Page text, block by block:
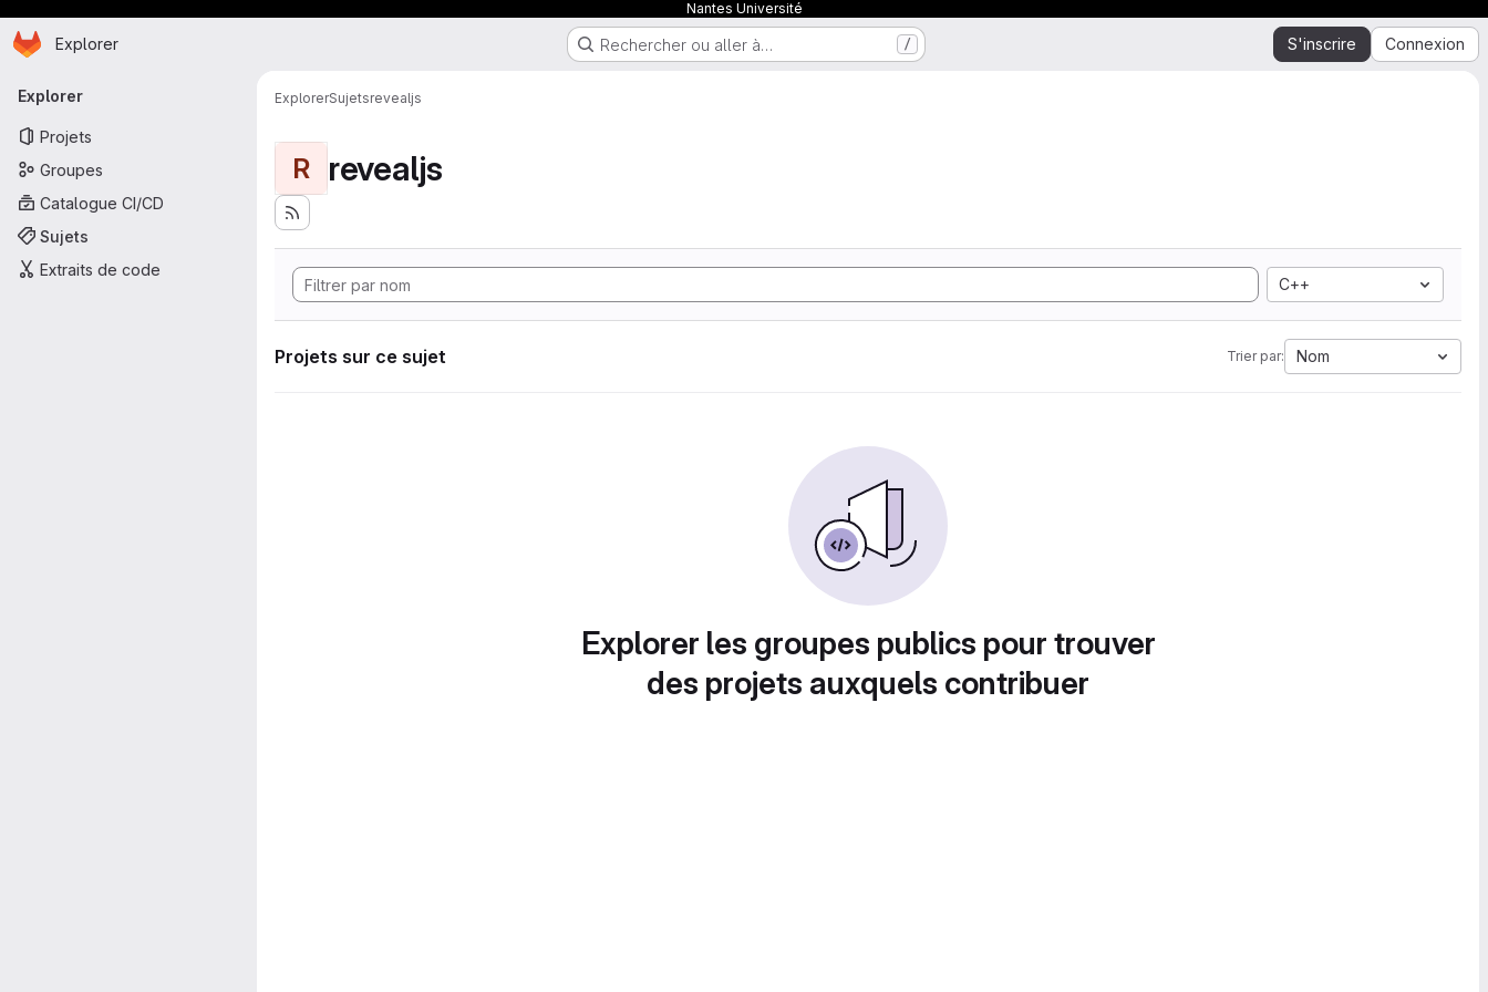
Nantes Université
Passer au contenu principal
Page d'accueil
Explorer Rechercher ou aller à… / S'inscrire Connexion
Navigation principale
Explorer
Projets
Groupes
Catalogue CI/CD
Sujets
Extraits de code
ExplorerSujetsrevealjs
R revealjs
C++
Projets sur ce sujet Trier par: Nom
Explorer les groupes publics pour trouver
des projets auxquels contribuer